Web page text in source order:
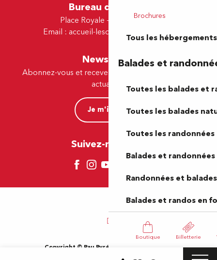
Brochures
Tous les hébergements
Balades et
Toutes les balades et
Toutes les balades
Toutes les randonnées
Balades et
Randonnées et
Balades et randos en
Boutique Billetterie
Bureau de Lescar
Place Royale - 64230 Lescar
Email : accueil-lescar@tourismepau.fr
Newsletter
Abonnez-vous et recevez par e-mail nos offres et
actualités.
Je m'inscris
Suivez-nous ici !
Copyright © Pau Pyrénées Tourisme 2024
Gestion des cookies